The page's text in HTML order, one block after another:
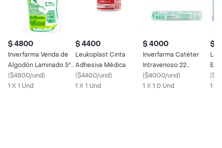
$ 4800
Inverfarma Venda de
Algodón Laminado 5" x
5 Yardas
($4800/und)
1 X 1 Und
$ 4400
Leukoplast Cinta
Adhesiva Médica
($4400/und)
1 X 1 Und
$ 4000
Inverfarma Catéter
Intravenoso 22
Gramos
($4000/und)
1 X 1.0 Und
$
(
1 X